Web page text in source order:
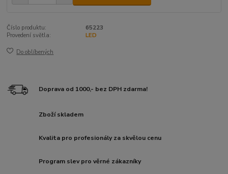
Číslo produktu:
65223
Provedení světla:
LED
Do oblíbených
Doprava od 1000,- bez DPH zdarma!
Zboží skladem
Kvalita pro profesionály za skvělou cenu
Program slev pro věrné zákazníky